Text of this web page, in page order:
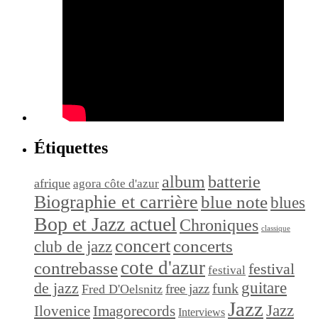
Étiquettes
afrique agora côte d'azur album batterie
Biographie et carrièreblue noteblues
Bop et Jazz actuel Chroniques classique
club de jazz concertconcerts
contrebassecote d'azur festival festival
de jazz Fred D'Oelsnitz free jazzfunk guitare
Ilovenice Imagorecords Interviews Jazz Jazz